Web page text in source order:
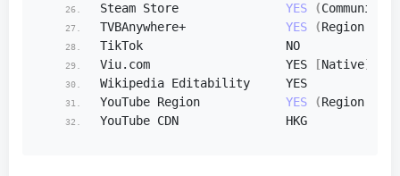
Steam Store YES (Community
TVBAnywhere+ YES (Region: HK
TikTok                    NO
Viu. com
                   YES
[Native]
Wikipedia Editability     YES
YouTube Region YES (Region: HK
YouTube CDN               HKG